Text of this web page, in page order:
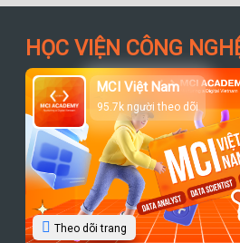
HỌC VIỆN CÔNG
MCI Việt Nam
95.7k người theo dõi
Theo dõi trang